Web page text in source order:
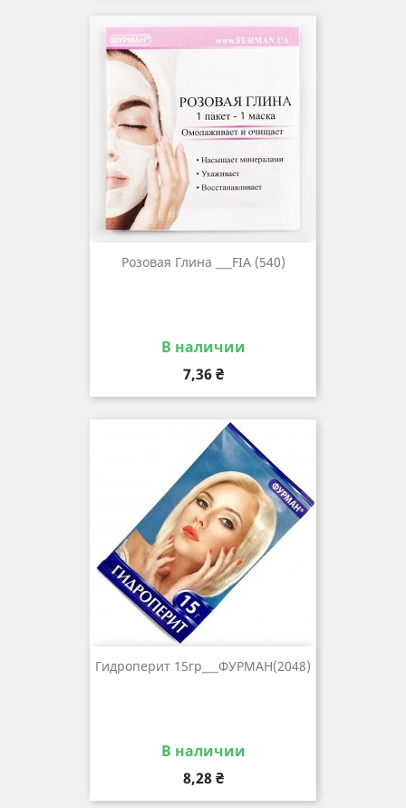
Розовая Глина ___FIA (540)
В наличии
Цена
7,36 ₴
Гидроперит 15гр___ФУРМАН(2048)
В наличии
Цена
8,28 ₴